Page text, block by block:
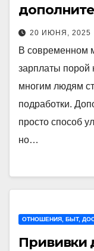
20 ИЮНЯ, 2025
В современном
зарплаты порой
многим людям
подработки.
просто способ
но…
ОТНОШЕНИЯ, БЫТ,
Прививки